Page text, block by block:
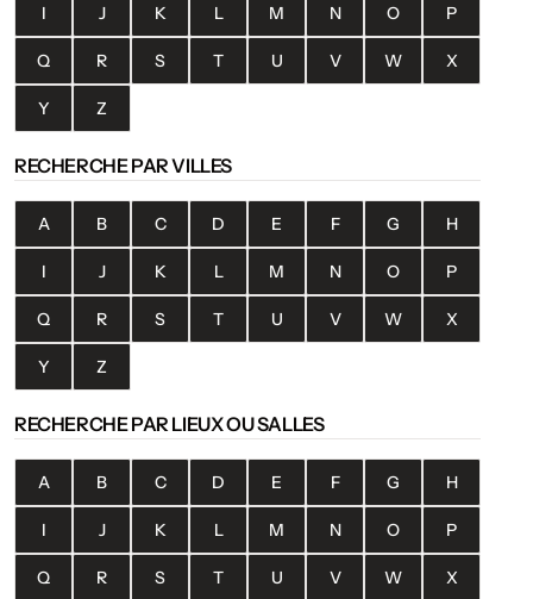
I J K L M N O P
Q R S T U V W X
Y Z
RECHERCHE PAR VILLES
A B C D E F G H
I J K L M N O P
Q R S T U V W X
Y Z
RECHERCHE PAR LIEUX OU SALLES
A B C D E F G H
I J K L M N O P
Q R S T U V W X